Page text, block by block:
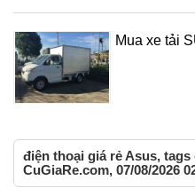
Mua xe tải
điện thoại giá rẻ Asus, tags
CuGiaRe.com, 07/08/2026